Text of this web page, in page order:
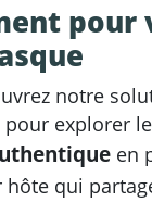
pour
notre
explorer
en
qui